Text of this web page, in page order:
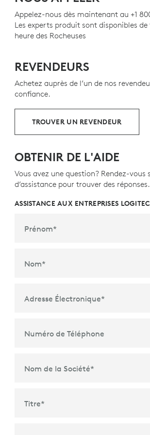
L'agencement du clavier peut
Appelez-nous dès maintenant au +1
Les experts produit sont disponibles de
heure des Rocheuses
REVENDEURS
Achetez auprès de l’un de nos
confiance.
TROUVER UN REVENDEUR
OBTENIR DE L'AIDE
Vous avez une question? Rendez-vous
d’assistance pour trouver des réponses.
ASSISTANCE AUX ENTREPRISES
Prénom*
Nom*
Adresse Électronique*
Numéro de Téléphone
Nom de la Société*
Titre*